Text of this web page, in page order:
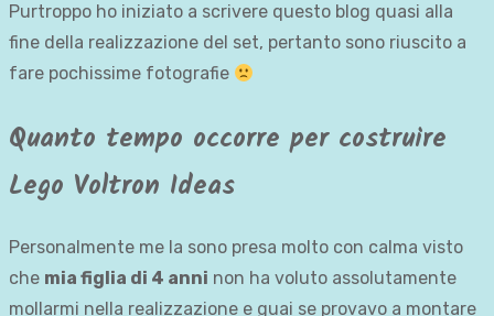
Purtroppo ho iniziato a scrivere questo blog quasi alla
fine della realizzazione del set, pertanto sono riuscito a
fare pochissime fotografie
Quanto tempo occorre per costruire
Lego Voltron Ideas
Personalmente me la sono presa molto con calma visto
che mia figlia di 4 anni non ha voluto assolutamente
mollarmi nella realizzazione e guai se provavo a montare